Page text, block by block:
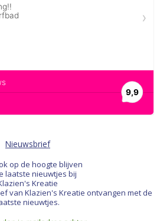
Nieuwsbrief
op de hoogte blijven
laatste nieuwtjes bij
Kreatie
van Klazien's Kreatie ontvangen met de
nieuwtjes.